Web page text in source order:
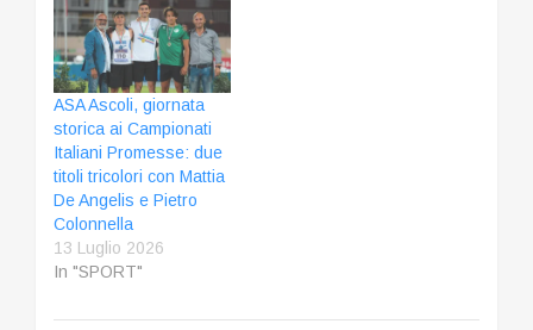
ASA Ascoli, giornata
storica ai Campionati
Italiani Promesse: due
titoli tricolori con Mattia
De Angelis e Pietro
Colonnella
13 Luglio 2026
In "SPORT"